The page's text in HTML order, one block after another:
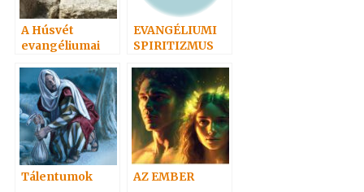
A Húsvét
evangéliumai
EVANGÉLIUMI
SPIRITIZMUS
Tálentumok AZ EMBER